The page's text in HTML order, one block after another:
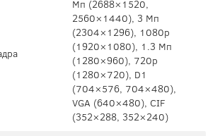
Мп (2688×1520,
2560×1440), 3 Мп
(2304×1296), 1080p
(1920×1080), 1.3 Мп
(1280×960), 720p
(1280×720), D1
(704×576, 704×480),
VGA (640×480), CIF
(352×288, 352×240)